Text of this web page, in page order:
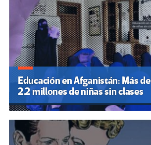
Educación en Afganistán: Más de
2.2 millones de niñas sin clases